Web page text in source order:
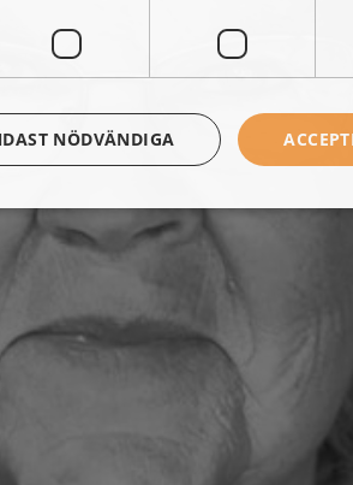
NÖDVÄNDIGA